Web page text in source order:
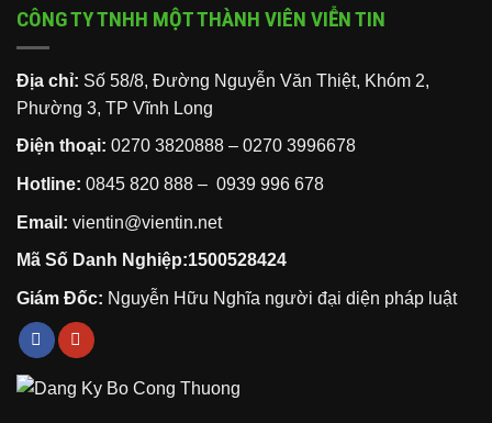
CÔNG TY TNHH MỘT THÀNH VIÊN VIỄN TIN
Địa chỉ: Số 58/8, Đường Nguyễn Văn Thiệt, Khóm 2,
Phường 3, TP Vĩnh Long
Điện thoại: 0270 3820888 – 0270 3996678
Hotline: 0845 820 888 – 0939 996 678
Email: vientin@vientin.net
Mã Số Danh Nghiệp:1500528424
Giám Đốc: Nguyễn Hữu Nghĩa người đại diện pháp luật